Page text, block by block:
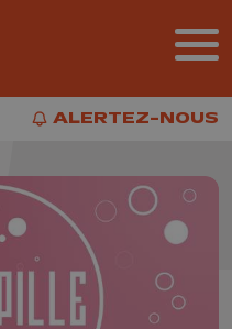
ALERTEZ-NOUS
ALERTEZ-NOUS